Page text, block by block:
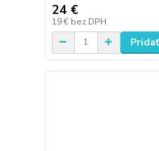
24 €
19 € bez DPH